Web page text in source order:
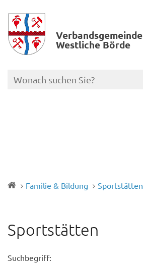
Verbands­gemeinde
Westliche Börde
Familie & Bildung Sportstätten
Sportstätten
Suchbegriff: